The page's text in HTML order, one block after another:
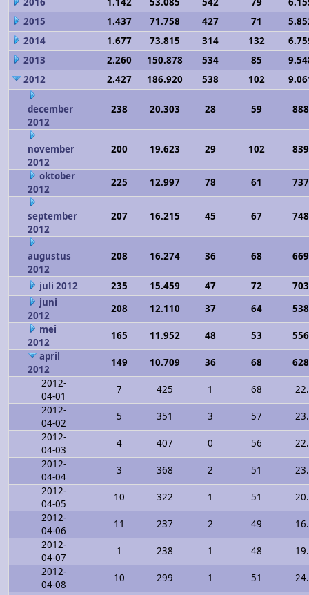
2015
1.437 71.758 427 71
2014
1.677 73.815 314 132
2013
2.260 150.878 534 85
2012
2.427 186.920 538 102
december
2012
238 20.303 28 59
november
2012
200 19.623 29 102
oktober
2012
225 12.997 78 61
september
2012
207 16.215 45 67
augustus
2012
208 16.274 36 68
juli 2012 235 15.459 47 72
juni
2012
208 12.110 37 64
mei
2012
165 11.952 48 53
april
2012
149 10.709 36 68
2012-
04-01
7 425 1 68
2012-
04-02
5 351 3 57
2012-
04-03
4 407 0 56
2012-
04-04
3 368 2 51
2012-
04-05
10 322 1 51
2012-
04-06
11 237 2 49
2012-
04-07
1 238 1 48
2012-
04-08
10 299 1 51